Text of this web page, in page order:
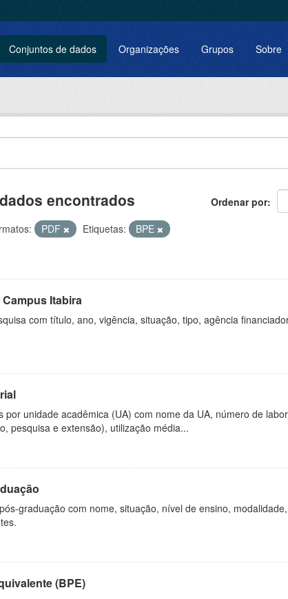
Conjuntos de dados Organizações Grupos Sobre
Ordenar por
encontrados
PDF Etiquetas:
BPE
Itabira
com título, ano, vigência, situação, tipo, agência
por unidade acadêmica (UA) com nome da UA, número de
pesquisa e extensão), utilização média...
graduação com nome, situação, nível de ensino,
(BPE)